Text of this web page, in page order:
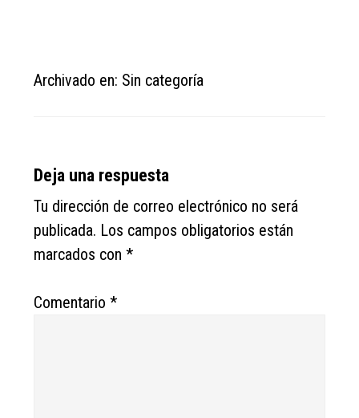
Archivado en: Sin categoría
Reader
Interactions
Deja una respuesta
Tu dirección de correo electrónico no será
publicada. Los campos obligatorios están
marcados con*
Comentario*